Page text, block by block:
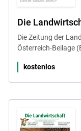
Die
Die Zeitung der
Österreich-Beilage
kostenlos